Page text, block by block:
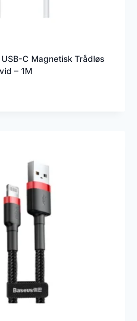
C Magnetisk Trådløs
– 1M